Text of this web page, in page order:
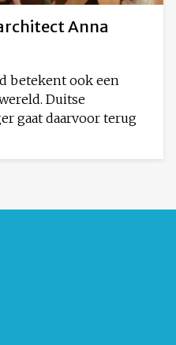
Anna
betekent ook een
Duitse
gaat daarvoor terug